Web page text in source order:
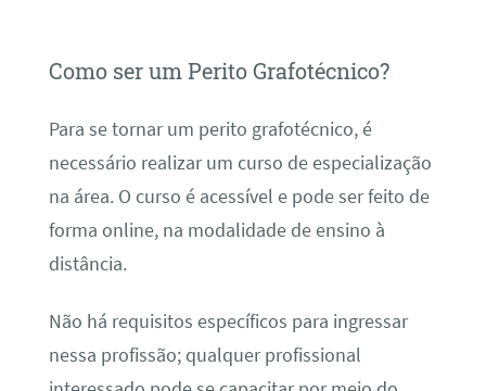
Como ser um Perito Grafotécnico?
Para se tornar um perito grafotécnico, é
necessário realizar um curso de especialização
na área. O curso é acessível e pode ser feito de
forma online, na modalidade de ensino à
distância.
Não há requisitos específicos para ingressar
nessa profissão; qualquer profissional